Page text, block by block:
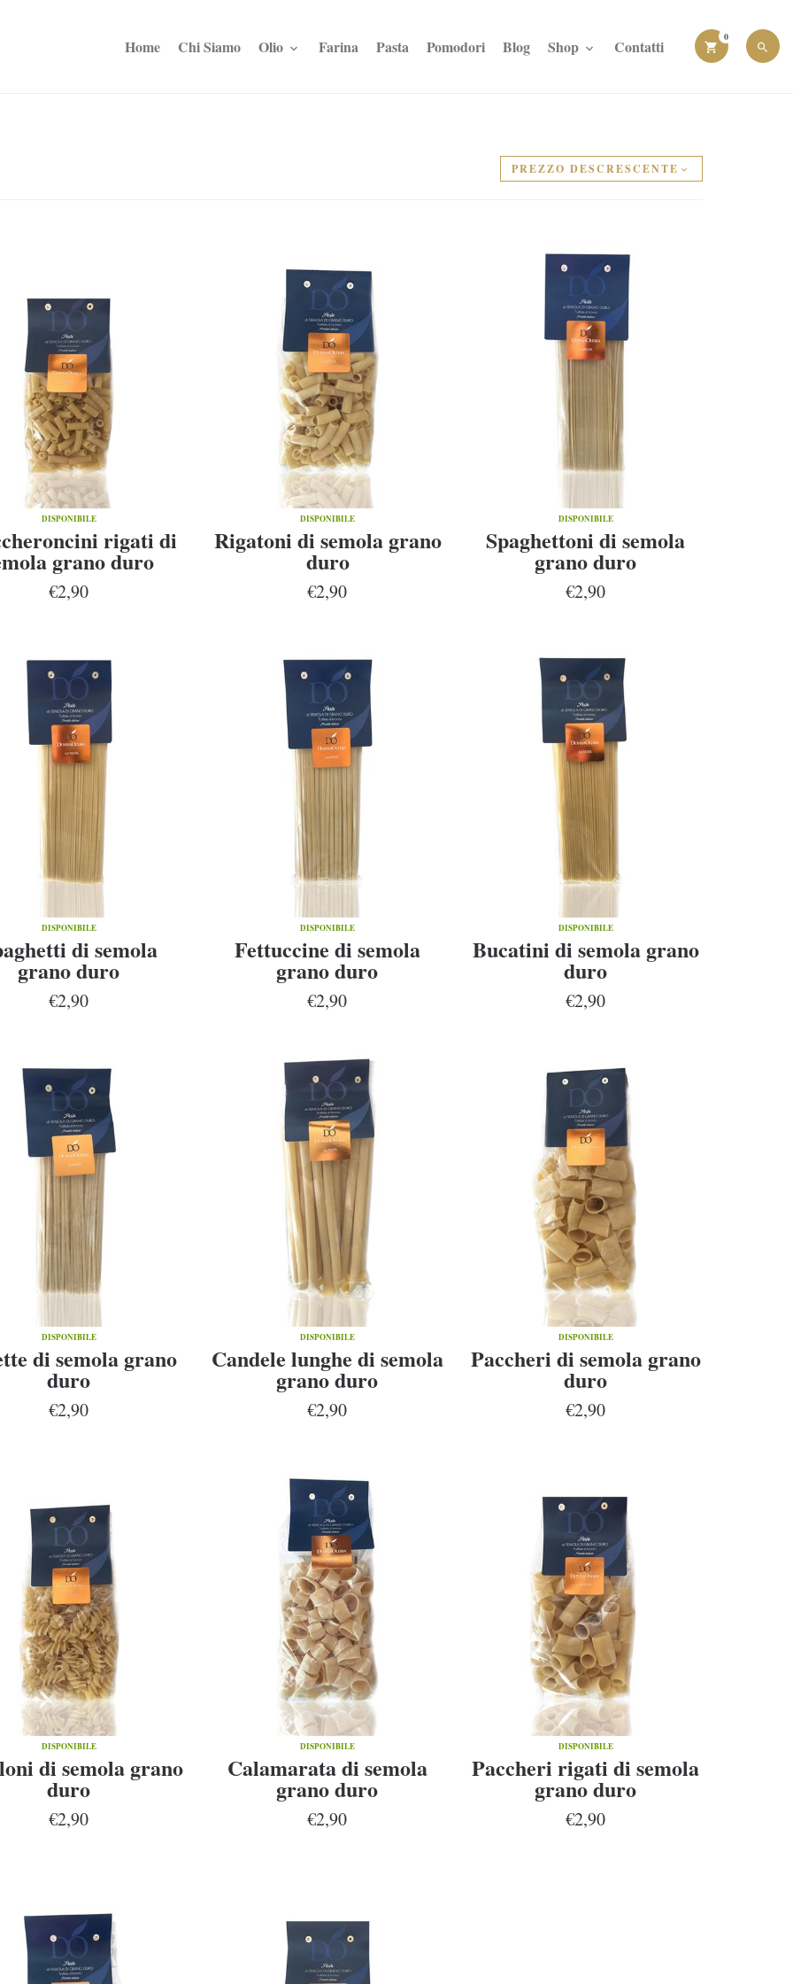
0
Home Chi Siamo Olio Farina Pasta Pomodori Blog Shop Contatti
PREZZO DESCRESCENTE
DISPONIBILE
rigati di
grano duro
€2,90
DISPONIBILE
Rigatoni di semola grano
duro
€2,90
DISPONIBILE
Spaghettoni di semola
grano duro
€2,90
DISPONIBILE
di semola
grano duro
€2,90
DISPONIBILE
Fettuccine di semola
grano duro
€2,90
DISPONIBILE
Bucatini di semola grano
duro
€2,90
DISPONIBILE
di semola grano
duro
€2,90
DISPONIBILE
Candele lunghe di semola
grano duro
€2,90
DISPONIBILE
Paccheri di semola grano
duro
€2,90
DISPONIBILE
di semola grano
duro
€2,90
DISPONIBILE
Calamarata di semola
grano duro
€2,90
DISPONIBILE
Paccheri rigati di semola
grano duro
€2,90